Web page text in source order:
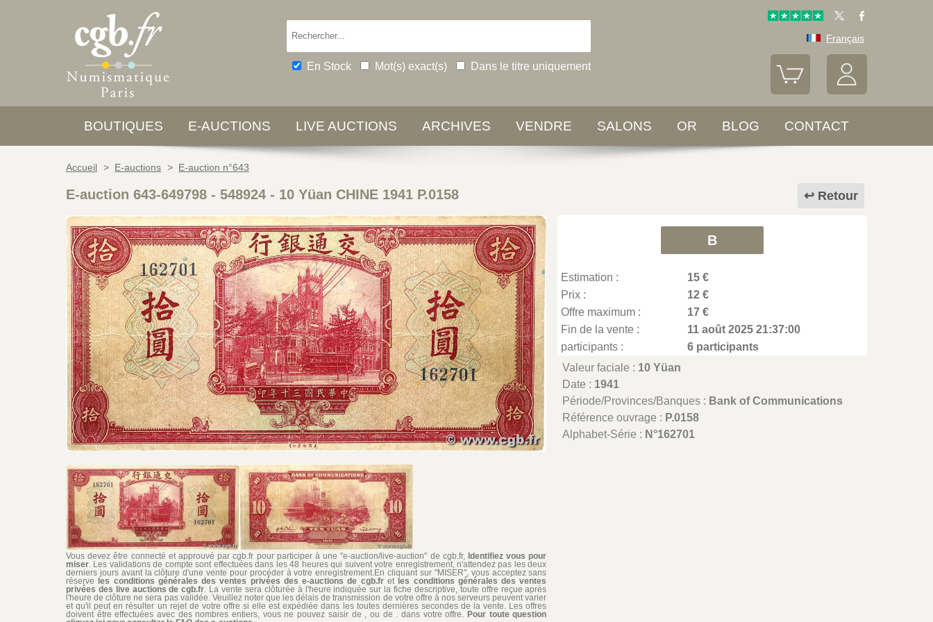
En Stock Mot(s) exact(s) Dans le titre uniquement
Français
BOUTIQUES E-AUCTIONS LIVE AUCTIONS ARCHIVES VENDRE SALONS OR BLOG CONTACT
Accueil > E-auctions > E-auction n°643
Retour
E-auction 643-649798 - 548924 - 10 Yüan CHINE 1941 P.0158
Vous devez être connecté et approuvé par cgb.fr pour participer à une "e-auction/live-auction" de cgb.fr, Identifiez vous pour
miser. Les validations de compte sont effectuées dans les 48 heures qui suivent votre enregistrement, n'attendez pas les deux
derniers jours avant la clôture d'une vente pour procéder à votre enregistrement.En cliquant sur "MISER", vous acceptez sans
réserve
les conditions générales des ventes privées des e-auctions de cgb.fret les conditions générales des ventes
privées des live auctions de cgb.fr. La vente sera clôturée à l'heure indiquée sur la fiche descriptive, toute offre reçue après
l'heure de clôture ne sera pas validée. Veuillez noter que les délais de transmission de votre offre à nos serveurs peuvent varier
et qu'il peut en résulter un rejet de votre offre si elle est expédiée dans les toutes dernières secondes de la vente. Les offres
doivent être effectuées avec des nombres entiers, vous ne pouvez saisir de , ou de . dans votre offre. Pour toute question
B
Estimation :
15 €
Prix :
12 €
Offre maximum :
17 €
Fin de la vente :
11 août 2025 21:37:00
participants :
6 participants
Valeur faciale : 10 Yüan
Date : 1941
Période/Provinces/Banques : Bank of Communications
Référence ouvrage : P.0158
Alphabet-Série : N°162701